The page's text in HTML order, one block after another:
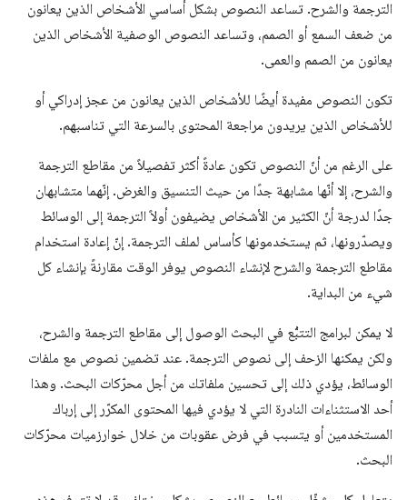
الترجمة والشرح. تساعد النصوص بشكل أساسي الأشخاص الذين يعانون
من ضعف السمع أو الصمم، وتساعد النصوص الوصفية الأشخاص الذين
يعانون من الصمم والعمى.
تكون النصوص مفيدة أيضًا للأشخاص الذين يعانون من عجز إدراكي أو
للأشخاص الذين يريدون مراجعة المحتوى بالسرعة التي تناسبهم.
على الرغم من أنّ النصوص تكون عادةً أكثر تفصيلاً من مقاطع الترجمة
والشرح، إلا أنّها مشابهة جدًا من حيث التنسيق والغرض. إنّهما متشابهان
جدًا لدرجة أنّ الكثير من الأشخاص يضيفون أولاً الترجمة إلى الوسائط
ويصدّرونها، ثم يستخدمونها كأساس لملف الترجمة. إنّ إعادة استخدام
مقاطع الترجمة والشرح لإنشاء النصوص يوفر الوقت مقارنةً بإنشاء كل
شيء من البداية.
لا يمكن لبرامج التتبُّع في البحث الوصول إلى مقاطع الترجمة والشرح،
ولكن يمكنها الزحف إلى نصوص الترجمة. عند تضمين نصوص مع ملفات
الوسائط، يؤدي ذلك إلى تحسين ملفاتك من أجل محرّكات البحث. وهذا
أحد الاستثناءات النادرة التي لا يؤدي فيها المحتوى المكرّر إلى إرباك
المستخدمين أو يتسبب في فرض عقوبات من خلال خوارزميات محرّكات
البحث.